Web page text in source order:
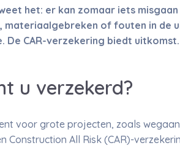
het: er kan zomaar iets
materiaalgebreken of fouten in de
De CAR-verzekering biedt uitkomst.
u verzekerd?
voor grote projecten, zoals
Construction All Risk (CAR)-